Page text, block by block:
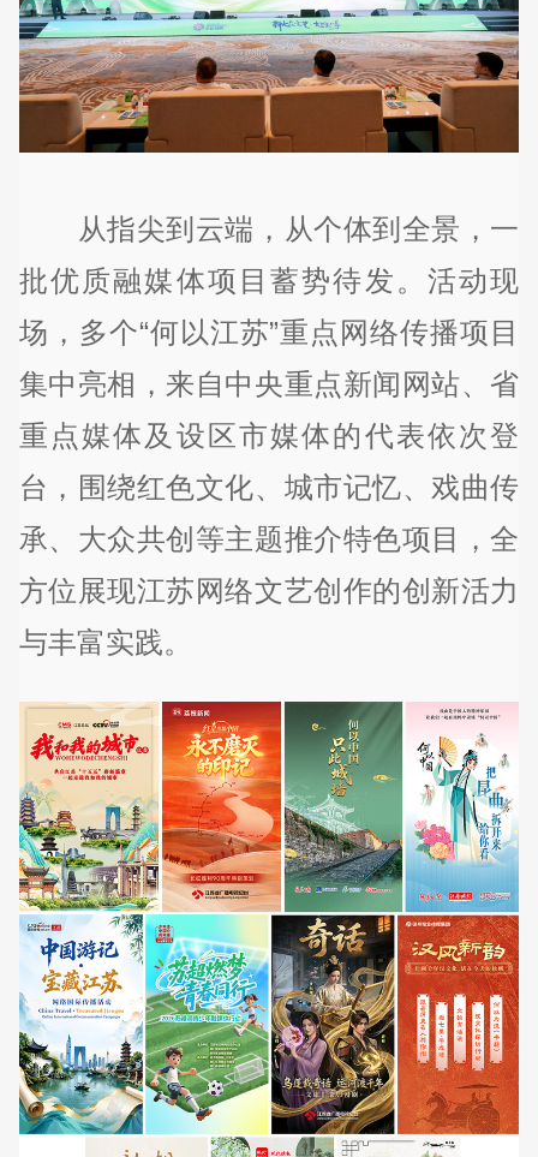
从指尖到云端，从个体到全景，一
批优质融媒体项目蓄势待发。活动现
场，多个“何以江苏”重点网络传播项目
集中亮相，来自中央重点新闻网站、省
重点媒体及设区市媒体的代表依次登
台，围绕红色文化、城市记忆、戏曲传
承、大众共创等主题推介特色项目，全
方位展现江苏网络文艺创作的创新活力
与丰富实践。